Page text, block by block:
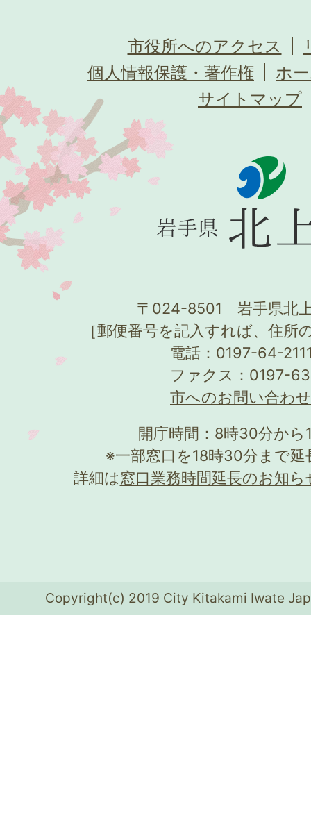
市役所へのアクセス
個人情報保護・著作権
ホ
サイトマップ
〒024-8501 岩手県北
［郵便番号を記入すれば、住所
電話：0197-64-
ファクス：0197-
市へのお問い合わ
開庁時間：8時30分か
※一部窓口を18時30分まで
詳細は窓口業務時間延長のお知ら
Copyright(c) 2019 City Kitakami Iwate